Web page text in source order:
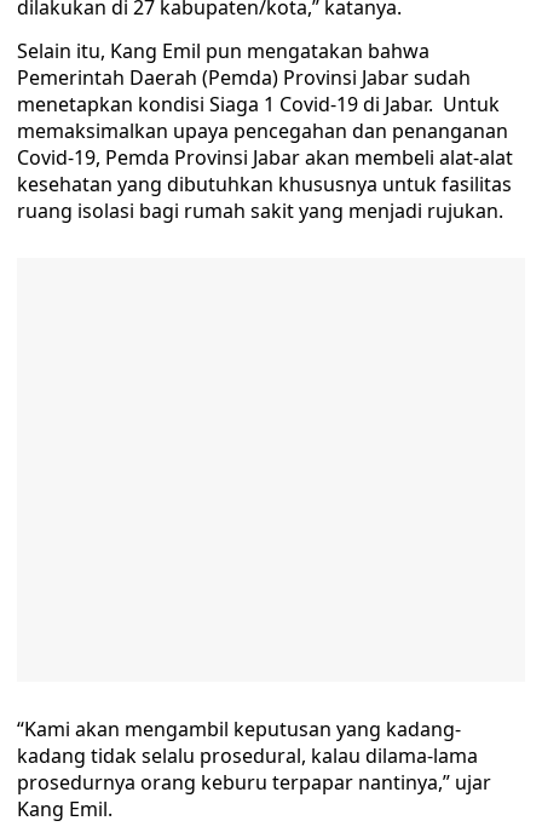
dilakukan di 27 kabupaten/kota,” katanya.
Selain itu, Kang Emil pun mengatakan bahwa
Pemerintah Daerah (Pemda) Provinsi Jabar sudah
menetapkan kondisi Siaga 1 Covid-19 di Jabar. Untuk
memaksimalkan upaya pencegahan dan penanganan
Covid-19, Pemda Provinsi Jabar akan membeli alat-alat
kesehatan yang dibutuhkan khususnya untuk fasilitas
ruang isolasi bagi rumah sakit yang menjadi rujukan.
“Kami akan mengambil keputusan yang kadang-
kadang tidak selalu prosedural, kalau dilama-lama
prosedurnya orang keburu terpapar nantinya,” ujar
Kang Emil.